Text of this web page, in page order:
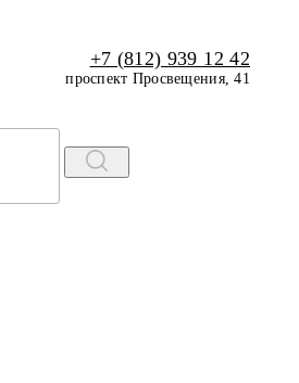
+7 (812) 939 12 42
проспект Просвещения, 41